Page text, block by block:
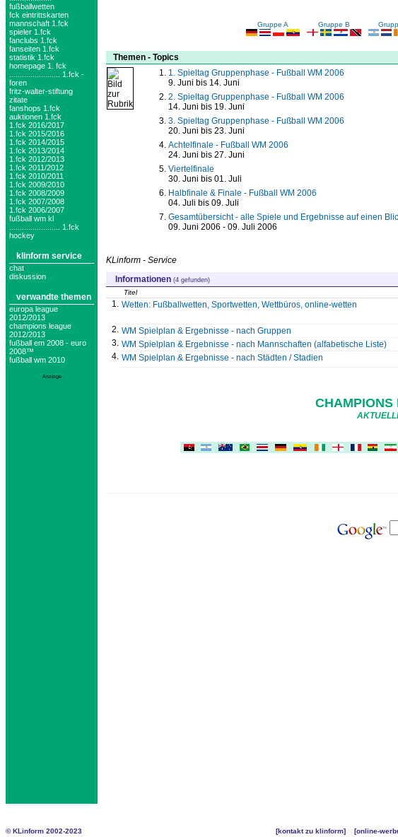
fußballwetten
fck eintrittskarten
mannschaft 1.fck
spieler 1.fck
fanclubs 1.fck
fanseiten 1.fck
statistik 1.fck
homepage 1. fck
........................ 1.fck -
foren
fritz-walter-stiftung
zitate
fanshops 1.fck
auktionen 1.fck
1.fck 2016/2017
1.fck 2015/2016
1.fck 2014/2015
1.fck 2013/2014
1.fck 2012/2013
1.fck 2011/2012
1.fck 2010/2011
1.fck 2009/2010
1.fck 2008/2009
1.fck 2007/2008
1.fck 2006/2007
fußball wm kl
........................ 1.fck
hockey
klinform service
chat
diskussion
verwandte themen
europa league
2012/2013
champions league
2012/2013
fußball em 2008 - euro
2008™
fußball wm 2010
Anzeige
Gruppe A Gruppe B
Themen - Topics
1. Spieltag Gruppenphase - Fußball WM 2006
9. Juni bis 14. Juni
2. Spieltag Gruppenphase - Fußball WM 2006
14. Juni bis 19. Juni
3. Spieltag Gruppenphase - Fußball WM 2006
20. Juni bis 23. Juni
Achtelfinale - Fußball WM 2006
24. Juni bis 27. Juni
Viertelfinale
30. Juni bis 01. Juli
Halbfinale & Finale - Fußball WM 2006
04. Juli bis 09. Juli
Gesamtübersicht - alle Spiele und Ergebnisse auf einen
09. Juni 2006 - 09. Juli 2006
KLinform - Service
Informationen (4 gefunden)
Titel
1. Wetten: Fußballwetten, Sportwetten, Wettbüros, online-wetten
2. WM Spielplan & Ergebnisse - nach Gruppen
3. WM Spielplan & Ergebnisse - nach Mannschaften (alfabetische Liste)
4. WM Spielplan & Ergebnisse - nach Städten / Stadien
CHAMPIONS
© KLinform 2002-2023 [kontakt zu klinform] [online-